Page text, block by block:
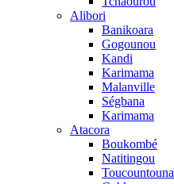
Alibori
Banikoara
Gogounou
Kandi
Karimama
Malanville
Ségbana
Karimama
Atacora
Boukombé
Natitingou
Toucountouna